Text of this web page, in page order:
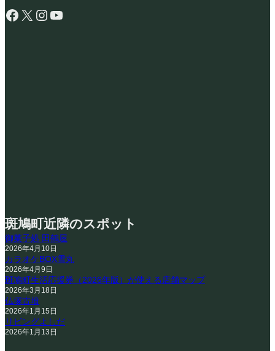
Facebook X Instagram YouTube
斑鳩町近隣のスポット
御菓子処 田鶴屋
2026年4月10日
カラオケBOX雪丸
2026年4月9日
斑鳩町生活応援券（2026年版）が使える店舗マップ
2026年3月18日
仏塚古墳
2026年1月15日
リビングよしだ
2026年1月13日